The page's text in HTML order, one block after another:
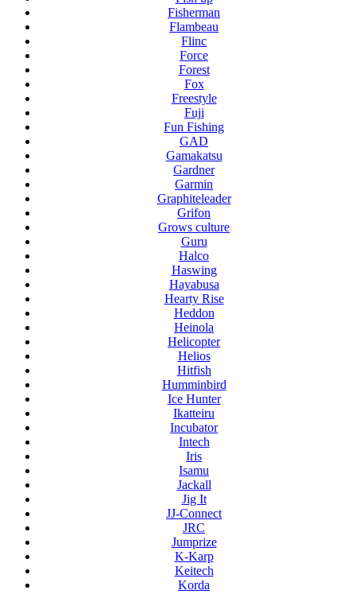
Fisherman
Flambeau
Flinc
Force
Forest
Fox
Freestyle
Fuji
Fun Fishing
GAD
Gamakatsu
Gardner
Garmin
Graphiteleader
Grifon
Grows culture
Guru
Halco
Haswing
Hayabusa
Hearty Rise
Heddon
Heinola
Helicopter
Helios
Hitfish
Humminbird
Ice Hunter
Ikatteiru
Incubator
Intech
Iris
Isamu
Jackall
Jig It
JJ-Connect
JRC
Jumprize
K-Karp
Keitech
Korda